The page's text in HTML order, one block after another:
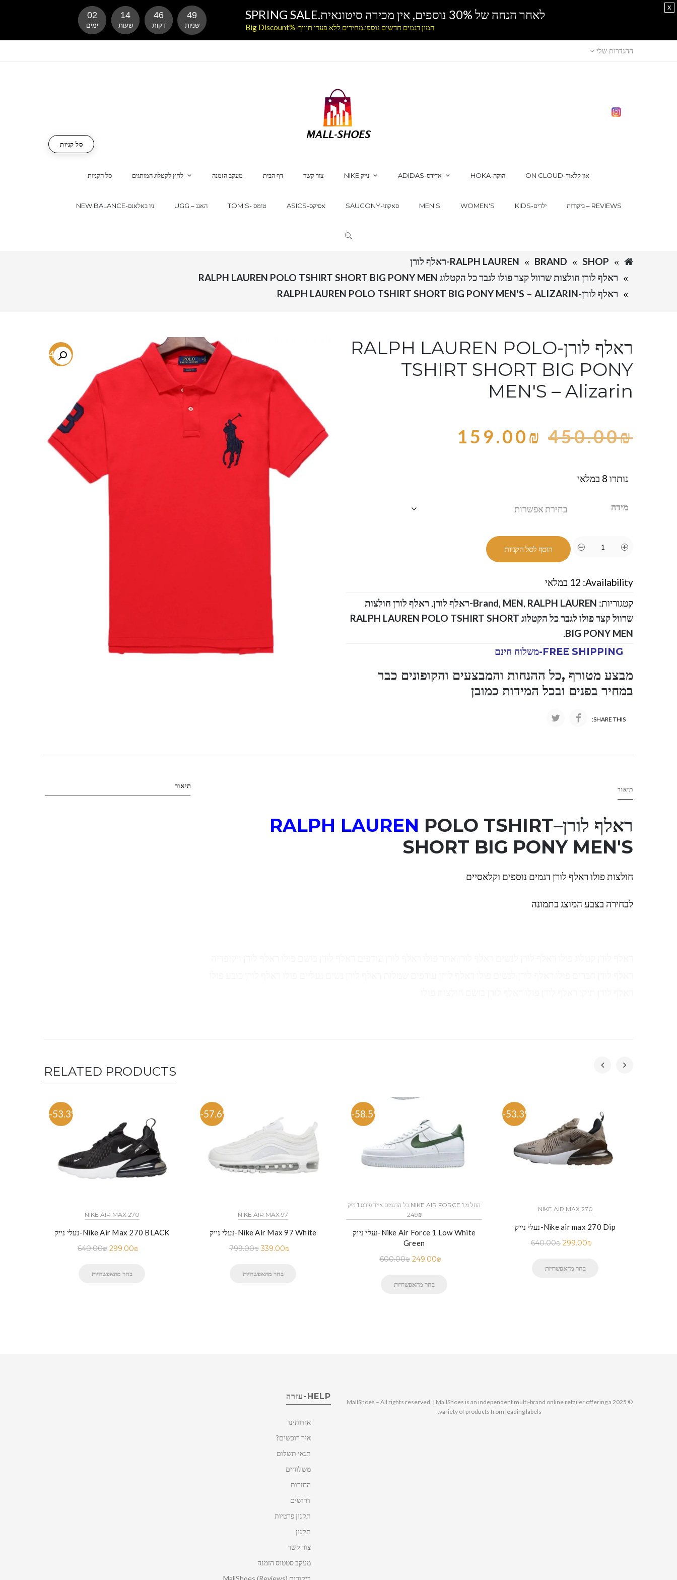
ההגדרות שלי
סל הקניות לחץ לקטלוג המותגים מעקב הזמנה דף הבית צור קשר NIKE נייק ADIDAS-אדידס HOKA-הוקה ON CLOUD-און קלאוד
NEW BALANCE-ניו באלאנס UGG – האגג TOM'S- טומס ASICS-אסיקס SAUCONY-סאקוני MEN'S WOMEN'S KIDS-ילדים ביקורות – REVIEWS
סל קניות
SHOP
BRAND
RALPH LAUREN-ראלף לורן
ראלף לורן חולצות שרוול קצר פולו לגבר כל הקטלוג RALPH LAUREN POLO TSHIRT SHORT BIG PONY MEN
ראלף לורן-RALPH LAUREN POLO TSHIRT SHORT BIG PONY MEN'S – ALIZARIN
-64.7%
ראלף לורן-RALPH LAUREN POLO
TSHIRT SHORT BIG PONY
MEN'S – Alizarin
450.00₪
159.00₪
נותרו 8 במלאי
מידה
הוסף לסל הקניות
Availability: 12 במלאי
קטגוריות:
Brand, MEN, RALPH LAUREN-ראלף לורן , ראלף לורן חולצות
שרוול קצר פולו לגבר כל הקטלוג RALPH LAUREN POLO TSHIRT SHORT
BIG PONY MEN
.
FREE SHIPPING-משלוח חינם
מבצע מטורף ,כל ההנחות והמבצעים והקופונים כבר
במחיר בפנים ובכל המידות כמובן
SHARE THIS:
תיאור תיאור
ראלף לורן–
RALPH LAUREN POLO TSHIRT
SHORT BIG PONY MEN'S
חולצות פולו ראלף לורן דגמים נוספים וקלאסיים
לבחירה בצבע המוצג בתמונה
RELATED PRODUCTS
-53.3%
NIKE AIR MAX 270
נעלי נייק-Nike Air Max 270 BLACK
640.00₪ 299.00₪
בחר מהאפשרויות
-57.6%
NIKE AIR MAX 97
נעלי נייק-Nike Air Max 97 White
799.00₪ 339.00₪
בחר מהאפשרויות
-58.5%
כל הדגמים אייר פורס 1 נייק NIKE AIR FORCE 1 החל מ
249₪
נעלי נייק-Nike Air Force 1 Low White
Green
600.00₪ 249.00₪
בחר מהאפשרויות
-53.3%
NIKE AIR MAX 270
נעלי נייק-Nike air max 270 Dip
640.00₪ 299.00₪
בחר מהאפשרויות
HELP-עזרה
אודותינו
איך רוכשים?
תנאי תשלום
משלוחים
החזרות
דרושים
תקנון פרטיות
תקנון
צור קשר
מעקב סטטוס הזמנה
ביקורות MallShoes (Reviews)
© 2025 MallShoes – All rights reserved. | MallShoes is an independent multi-brand online retailer offering a
variety of products from leading labels.
לאחר הנחה של 30% נוספים, אין מכירה סיטונאית.SPRING SALE
המון דגמים חדשים נוספו.מחירים ללא פערי תיווך-%Big Discount
02
ימים
14
שעות
46
דקות
48
שניות
x